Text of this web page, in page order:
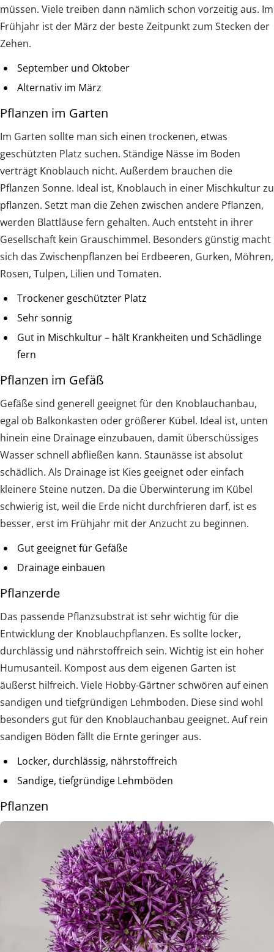
müssen. Viele treiben dann nämlich schon vorzeitig aus. Im
Frühjahr ist der März der beste Zeitpunkt zum Stecken der
Zehen.
September und Oktober
Alternativ im März
Pflanzen im Garten
Im Garten sollte man sich einen trockenen, etwas
geschützten Platz suchen. Ständige Nässe im Boden
verträgt Knoblauch nicht. Außerdem brauchen die
Pflanzen Sonne. Ideal ist, Knoblauch in einer Mischkultur zu
pflanzen. Setzt man die Zehen zwischen andere Pflanzen,
werden Blattläuse fern gehalten. Auch entsteht in ihrer
Gesellschaft kein Grauschimmel. Besonders günstig macht
sich das Zwischenpflanzen bei Erdbeeren, Gurken, Möhren,
Rosen, Tulpen, Lilien und Tomaten.
Trockener geschützter Platz
Sehr sonnig
Gut in Mischkultur – hält Krankheiten und Schädlinge
fern
Pflanzen im Gefäß
Gefäße sind generell geeignet für den Knoblauchanbau,
egal ob Balkonkasten oder größerer Kübel. Ideal ist, unten
hinein eine Drainage einzubauen, damit überschüssiges
Wasser schnell abfließen kann. Staunässe ist absolut
schädlich. Als Drainage ist Kies geeignet oder einfach
kleinere Steine nutzen. Da die Überwinterung im Kübel
schwierig ist, weil die Erde nicht durchfrieren darf, ist es
besser, erst im Frühjahr mit der Anzucht zu beginnen.
Gut geeignet für Gefäße
Drainage einbauen
Pflanzerde
Das passende Pflanzsubstrat ist sehr wichtig für die
Entwicklung der Knoblauchpflanzen. Es sollte locker,
durchlässig und nährstoffreich sein. Wichtig ist ein hoher
Humusanteil. Kompost aus dem eigenen Garten ist
äußerst hilfreich. Viele Hobby-Gärtner schwören auf einen
sandigen und tiefgründigen Lehmboden. Diese sind wohl
besonders gut für den Knoblauchanbau geeignet. Auf rein
sandigen Böden fällt die Ernte geringer aus.
Locker, durchlässig, nährstoffreich
Sandige, tiefgründige Lehmböden
Pflanzen